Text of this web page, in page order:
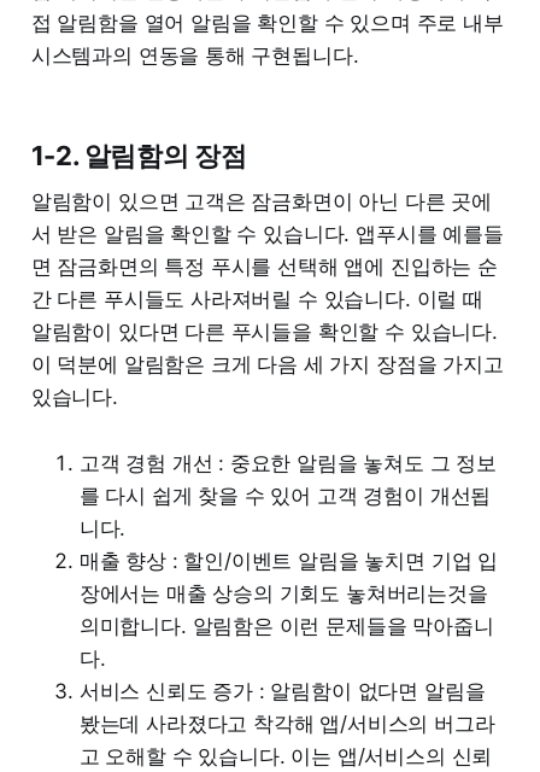
접 알림함을 열어 알림을 확인할 수 있으며 주로 내부
시스템과의 연동을 통해 구현됩니다.
1-2. 알림함의 장점
알림함이 있으면 고객은 잠금화면이 아닌 다른 곳에
서 받은 알림을 확인할 수 있습니다. 앱푸시를 예를들
면 잠금화면의 특정 푸시를 선택해 앱에 진입하는 순
간 다른 푸시들도 사라져버릴 수 있습니다. 이럴 때
알림함이 있다면 다른 푸시들을 확인할 수 있습니다.
이 덕분에 알림함은 크게 다음 세 가지 장점을 가지고
있습니다.
고객 경험 개선 : 중요한 알림을 놓쳐도 그 정보
를 다시 쉽게 찾을 수 있어 고객 경험이 개선됩
니다.
매출 향상 : 할인/이벤트 알림을 놓치면 기업 입
장에서는 매출 상승의 기회도 놓쳐버리는것을
의미합니다. 알림함은 이런 문제들을 막아줍니
다.
서비스 신뢰도 증가 : 알림함이 없다면 알림을
봤는데 사라졌다고 착각해 앱/서비스의 버그라
고 오해할 수 있습니다. 이는 앱/서비스의 신뢰